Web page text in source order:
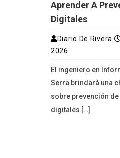
Aprender A
Digitales
Diario De Rivera
2026
El ingeniero en
Serra brindará una
sobre prevención de
digitales […]